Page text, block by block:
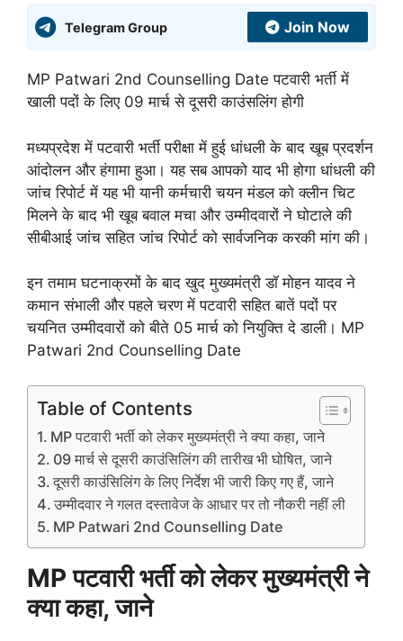
Telegram Group Join Now
MP Patwari 2nd Counselling Date पटवारी भर्ती में
खाली पदों के लिए 09 मार्च से दूसरी काउंसलिंग होगी
मध्यप्रदेश में पटवारी भर्ती परीक्षा में हुई धांधली के बाद खूब प्रदर्शन
आंदोलन और हंगामा हुआ। यह सब आपको याद भी होगा धांधली की
जांच रिपोर्ट में यह भी यानी कर्मचारी चयन मंडल को क्लीन चिट
मिलने के बाद भी खूब बवाल मचा और उम्मीदवारों ने घोटाले की
सीबीआई जांच सहित जांच रिपोर्ट को सार्वजनिक करकी मांग की।
इन तमाम घटनाक्रमों के बाद खुद मुख्यमंत्री डॉ मोहन यादव ने
कमान संभाली और पहले चरण में पटवारी सहित बातें पदों पर
चयनित उम्मीदवारों को बीते 05 मार्च को नियुक्ति दे डाली। MP
Patwari 2nd Counselling Date
Table of Contents
MP पटवारी भर्ती को लेकर मुख्यमंत्री ने क्या कहा, जाने
09 मार्च से दूसरी काउंसिलिंग की तारीख भी घोषित, जाने
दूसरी काउंसिलिंग के लिए निर्देश भी जारी किए गए हैं, जाने
उम्मीदवार ने गलत दस्तावेज के आधार पर तो नौकरी नहीं ली
MP Patwari 2nd Counselling Date
MP पटवारी भर्ती को लेकर मुख्यमंत्री ने
क्या कहा, जाने